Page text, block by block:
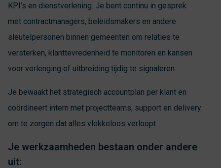
KPI’s en dienstverlening. Je bent continu in gesprek
met contractmanagers, beleidsmakers en andere
sleutelpersonen binnen gemeenten om relaties te
versterken, klanttevredenheid te monitoren en kansen
voor verlenging of uitbreiding tijdig te signaleren.
Je bewaakt het strategisch accountplan per klant en
coördineert intern met projectteams, support en delivery
om te zorgen dat alles vlekkeloos verloopt.
Je werkzaamheden bestaan onder andere
uit: